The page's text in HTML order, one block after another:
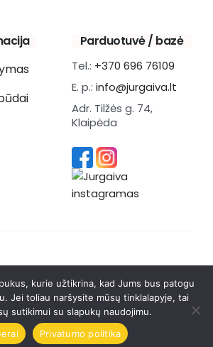
Parduotuvė / bazė
Tel.: +370 696 76109
E. p.: info@jurgaiva.lt
Adr. Tilžės g. 74,
Klaipėda
Jurgaiva. Visos teisės saugomos
Brandmedia agency
kurie užtikrina, kad Jums bus patogu
Jei toliau naršysite mūsų tinklalapyje, tai
sutikimui su slapukų naudojimu.
Privatumo politika